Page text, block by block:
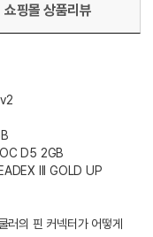
쇼핑몰 상품리뷰
D5 2GB
III GOLD UP
러의 핀 커넥터가 어떻게